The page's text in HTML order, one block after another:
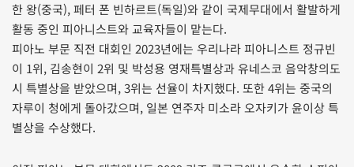
한 왕(중국), 페터 폰 빈하르트(독일)와 같이 국제무대에서 활발하게
활동 중인 피아니스트와 교육자들이 맡는다.
피아노 부문 직전 대회인 2023년에는 우리나라 피아니스트 정규빈
이 1위, 김송현이 2위 및 박성용 영재특별상과 유네스코 음악창의도
시 특별상을 받았으며, 3위는 선율이 차지했다. 또한 4위는 중국의
자루이 청에게 돌아갔으며, 일본 연주자 미소라 오자키가 윤이상 특
별상을 수상했다.